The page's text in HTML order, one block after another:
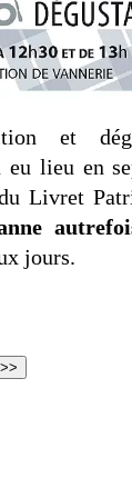
et
eu lieu en
Livret
jours.